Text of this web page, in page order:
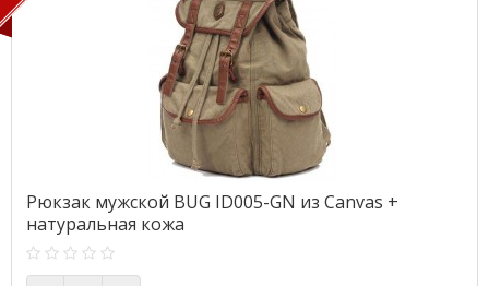
Рюкзак мужской BUG ID005-GN из Canvas +
натуральная кожа